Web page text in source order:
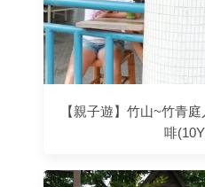
【親子遊】竹山~竹青
啡